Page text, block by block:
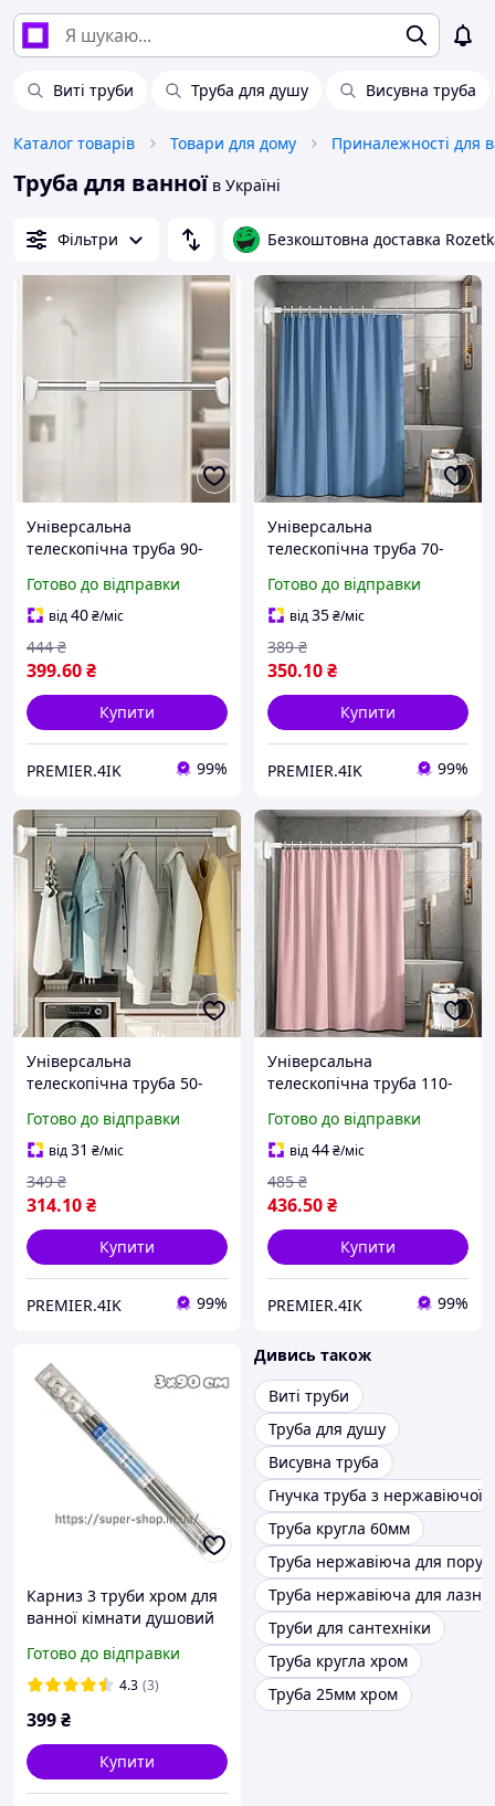
Виті труби Труба для душу Висувна труба
Каталог товарів Товари для дому
Труба для ванноїв Україні
Фільтри Безкоштовна доставка
Універсальна
телескопічна труба 90-
телескопічна для ванної
та гардеробу
Готово до відправки
від40₴/міс
399.60₴
444 ₴
Купити
PREMIER.4IK 99%
Універсальна
телескопічна труба 70-
телескопічна для ванної
та гардеробу
Готово до відправки
від35₴/міс
350.10₴
389 ₴
Купити
PREMIER.4IK 99%
Універсальна
телескопічна труба 50-
телескопічна для ванної
та гардеробу
Готово до відправки
від31 ₴/міс
314.10₴
349 ₴
Купити
PREMIER.4IK 99%
Універсальна
телескопічна труба 110-
телескопічна для ванної
та гардеробу
Готово до відправки
від44₴/міс
436.50₴
485 ₴
Купити
PREMIER.4IK 99%
Карниз 3 труби хром для
ванної кімнати душовий
по 90 см буквою г п
Готово до відправки
4.3 (3)
399₴
Купити
Дивись також
Виті труби
Труба для душу
Висувна труба
Гнучка труба з нержавіючої
Труба кругла 60мм
Труба нержавіюча для
Труба нержавіюча для лазні
Труби для сантехніки
Труба кругла хром
Труба 25мм хром